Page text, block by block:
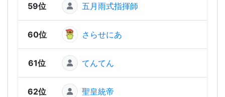
59位 五月雨式指揮師
60位 さらせにあ
61位 てんてん
62位 聖皇統帝